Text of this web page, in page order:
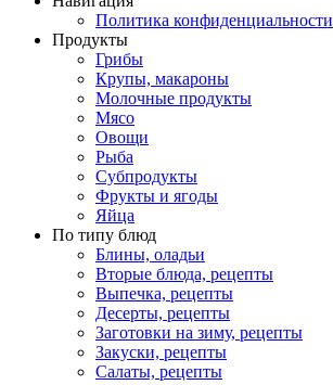
Политика конфиденциальности
Продукты
Грибы
Крупы, макароны
Молочные продукты
Мясо
Овощи
Рыба
Субпродукты
Фрукты и ягоды
Яйца
По типу блюд
Блины, оладьи
Вторые блюда, рецепты
Выпечка, рецепты
Десерты, рецепты
Заготовки на зиму, рецепты
Закуски, рецепты
Салаты, рецепты